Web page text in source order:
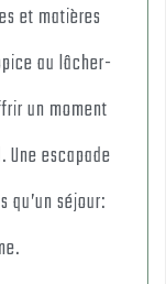
et matières
au lâcher-
un moment
escapade
qu’un séjour: